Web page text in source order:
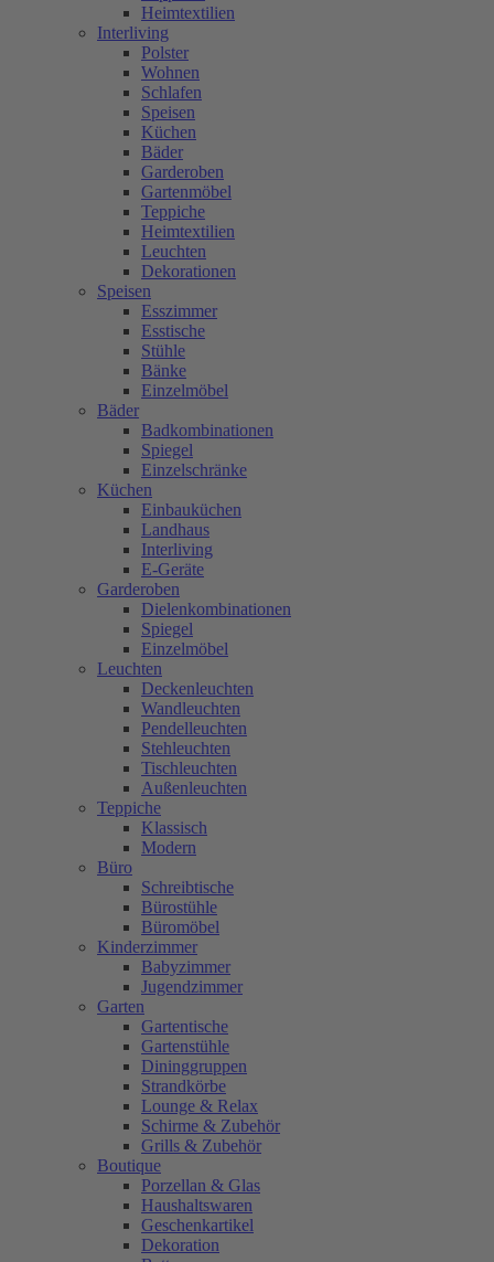
Heimtextilien
Interliving
Polster
Wohnen
Schlafen
Speisen
Küchen
Bäder
Garderoben
Gartenmöbel
Teppiche
Heimtextilien
Leuchten
Dekorationen
Speisen
Esszimmer
Esstische
Stühle
Bänke
Einzelmöbel
Bäder
Badkombinationen
Spiegel
Einzelschränke
Küchen
Einbauküchen
Landhaus
Interliving
E-Geräte
Garderoben
Dielenkombinationen
Spiegel
Einzelmöbel
Leuchten
Deckenleuchten
Wandleuchten
Pendelleuchten
Stehleuchten
Tischleuchten
Außenleuchten
Teppiche
Klassisch
Modern
Büro
Schreibtische
Bürostühle
Büromöbel
Kinderzimmer
Babyzimmer
Jugendzimmer
Garten
Gartentische
Gartenstühle
Dininggruppen
Strandkörbe
Lounge & Relax
Schirme & Zubehör
Grills & Zubehör
Boutique
Porzellan & Glas
Haushaltswaren
Geschenkartikel
Dekoration